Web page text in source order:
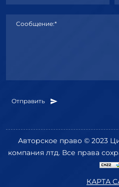
Сообщение:*
Отправить
Авторское право © 2023
компания лтд. Все права
КАРТА